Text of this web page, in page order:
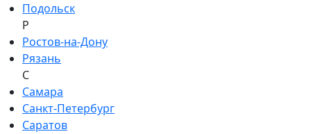
Подольск
Р
Ростов-на-Дону
Рязань
С
Самара
Санкт-Петербург
Саратов